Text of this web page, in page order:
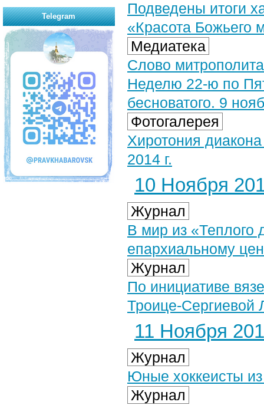
Подведены итоги
«Красота Божьего
Медиатека
Слово
Неделю 22-ю по
бесноватого. 9
Фотогалерея
Хиротония
2014 г.
10 Ноября
Журнал
В мир из «Теплого
епархиальному
Журнал
По инициативе
Троице-Сергиевой
11 Ноября
Журнал
Юные хоккеисты
Журнал
Telegram